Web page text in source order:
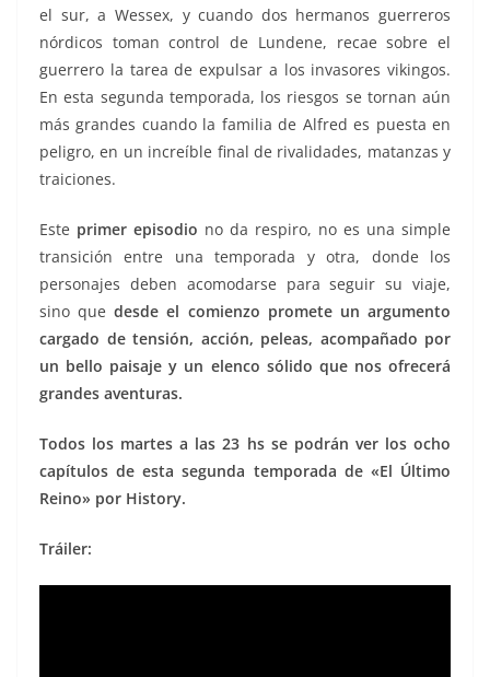
el sur, a Wessex, y cuando dos hermanos guerreros
nórdicos toman control de Lundene, recae sobre el
guerrero la tarea de expulsar a los invasores vikingos.
En esta segunda temporada, los riesgos se tornan aún
más grandes cuando la familia de Alfred es puesta en
peligro, en un increíble final de rivalidades, matanzas y
traiciones.
Este primer episodio no da respiro, no es una simple
transición entre una temporada y otra, donde los
personajes deben acomodarse para seguir su viaje,
sino quedesde el comienzo promete un argumento
cargado de tensión, acción, peleas, acompañado por
un bello paisaje y un elenco sólido que nos ofrecerá
grandes aventuras.
Todos los martes a las 23 hs se podrán ver los ocho
capítulos de esta segunda temporada de «El Último
Reino» por History.
Tráiler: